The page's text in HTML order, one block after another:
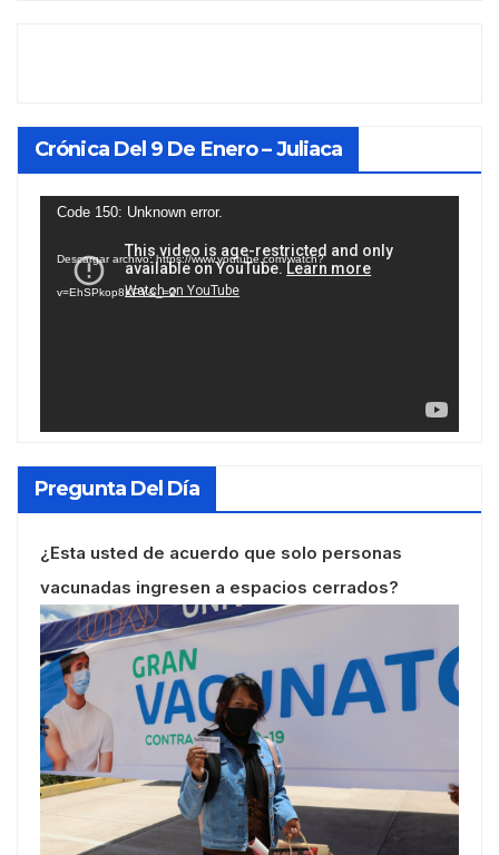
Crónica Del 9 De Enero – Juliaca
Reproductor
vídeo
Code 150: Unknown error.
Descargar archivo: https://www.youtube.com/watch?
v=EhSPkop8KPY&_=2
Pregunta Del Día
¿Esta usted de acuerdo que solo personas
vacunadas ingresen a espacios cerrados?